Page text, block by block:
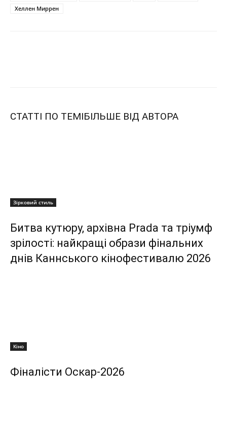
Хеллен Миррен
СТАТТІ ПО ТЕМІБІЛЬШЕ ВІД АВТОРА
Зірковий стиль
Битва кутюру, архівна Prada та тріумф
зрілості: найкращі образи фінальних
днів Каннського кінофестивалю 2026
Кіно
Фіналісти Оскар-2026